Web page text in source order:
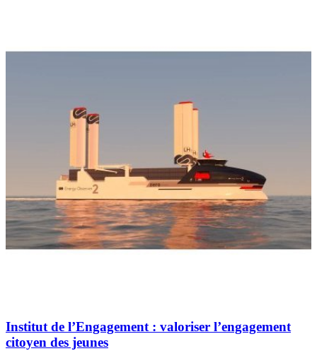
Institut de l’Engagement : valoriser l’engagement
citoyen des jeunes